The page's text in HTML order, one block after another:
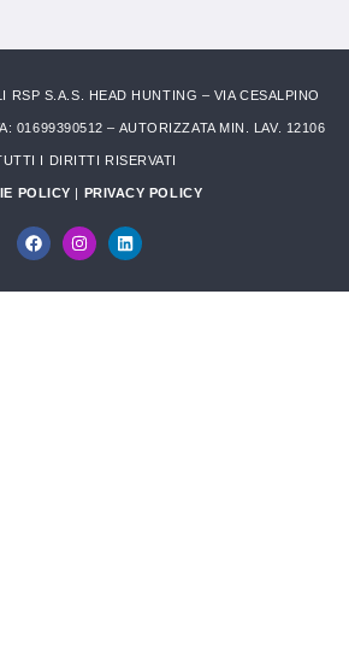
RSP S.A.S. HEAD HUNTING – VIA CESALPINO
01699390512 – AUTORIZZATA MIN. LAV. 12106
I DIRITTI RISERVATI
POLICY | PRIVACY POLICY